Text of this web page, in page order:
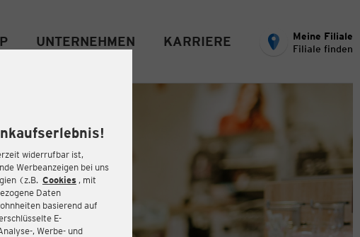
widerrufbar ist,
Werbeanzeigen bei uns
(z.B. Cookies , mit
Daten
basierend auf
E-
, Werbe- und
UNTERNEHMEN KARRIERE
Meine Filiale
Filiale finden